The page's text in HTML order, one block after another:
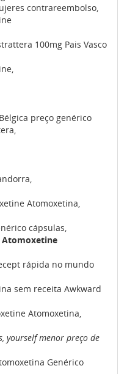
contrareembolso,
100mg Pais Vasco
preço genérico
Atomoxetina,
cápsulas,
Atomoxetine
rápida no mundo
sem receita Awkward
Atomoxetina,
yourself menor preço de
Genérico